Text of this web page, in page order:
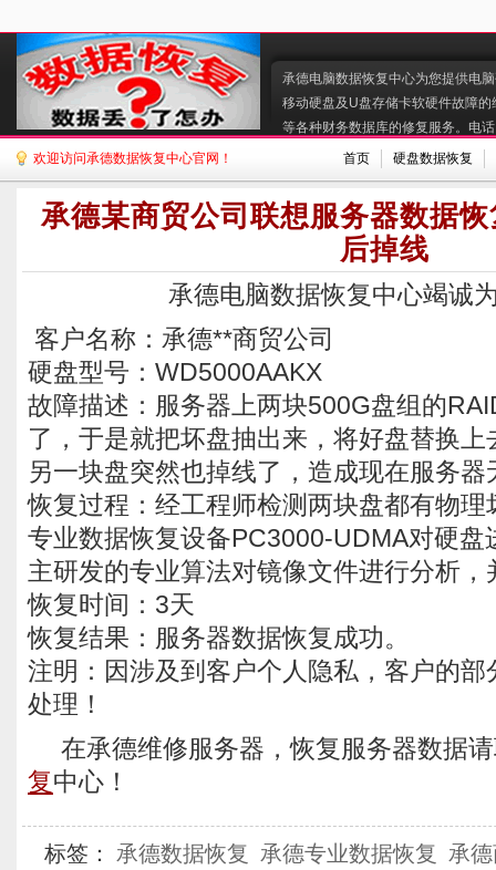
承德电脑数据恢复中心为您提供电
移动硬盘及U盘存储卡软硬件故障
等各种财务数据库的修复服务。电
欢迎访问承德数据恢复中心官网！
首页 硬盘数据恢复
承德某商贸公司联想服务器数据
后掉线
承德电脑数据恢复中心竭诚
客户名称：承德**商贸公司
硬盘型号：WD5000AAKX
故障描述：服务器上两块500G盘组的
了，于是就把坏盘抽出来，将好盘替换
另一块盘突然也掉线了，造成现在服务器
恢复过程：经工程师检测两块盘都有物
专业数据恢复设备PC3000-UDMA对硬盘
主研发的专业算法对镜像文件进行分析
恢复时间：3天
恢复结果：服务器数据恢复成功。
注明：因涉及到客户个人隐私，客户的
处理！
在承德维修服务器，恢复服务器数据
复中心！
标签： 承德数据恢复 承德专业数据恢复 承